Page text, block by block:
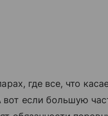
где все, что
если большую